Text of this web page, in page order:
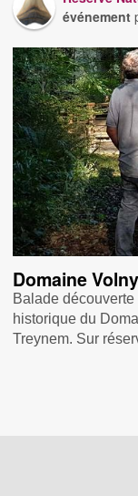
événement
Domaine
Balade
historique du
Treynem. Sur